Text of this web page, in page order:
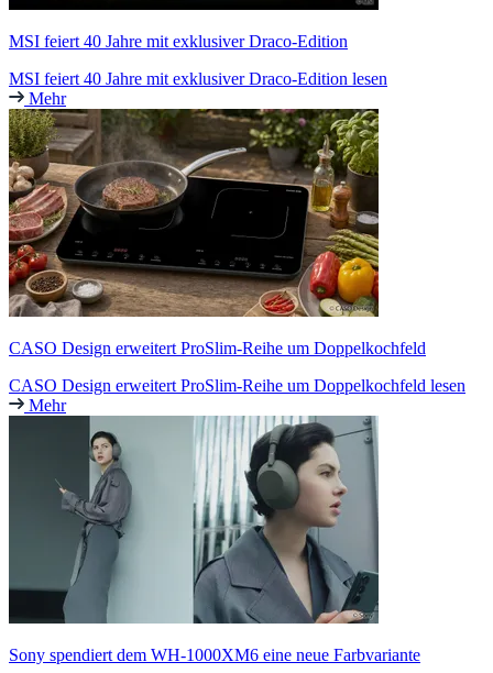
MSI feiert 40 Jahre mit exklusiver Draco-Edition
MSI feiert 40 Jahre mit exklusiver Draco-Edition lesen
Mehr
CASO Design erweitert ProSlim-Reihe um Doppelkochfeld
CASO Design erweitert ProSlim-Reihe um Doppelkochfeld lesen
Mehr
Sony spendiert dem WH-1000XM6 eine neue Farbvariante